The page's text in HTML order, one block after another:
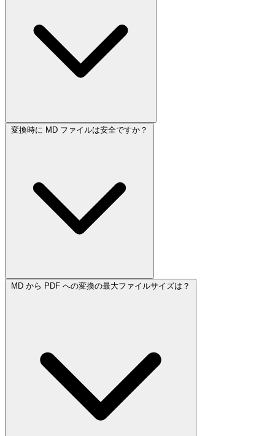
変換時に MD ファイルは安全ですか？
MD から PDF への変換の最大ファイルサイズは？